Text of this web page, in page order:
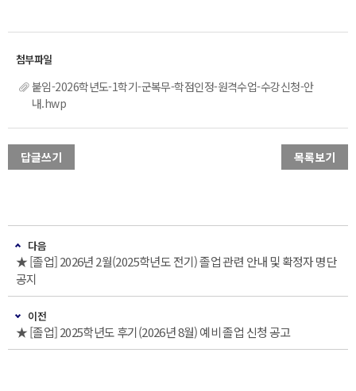
붙임-2026학년도-1학기-군복무-학점인정-원격수업-수강신청-안
내.hwp
답글쓰기 목록보기
다음
★ [졸업] 2026년 2월(2025학년도 전기) 졸업 관련 안내 및 확정자 명단
공지
이전
★ [졸업] 2025학년도 후기(2026년 8월) 예비 졸업 신청 공고